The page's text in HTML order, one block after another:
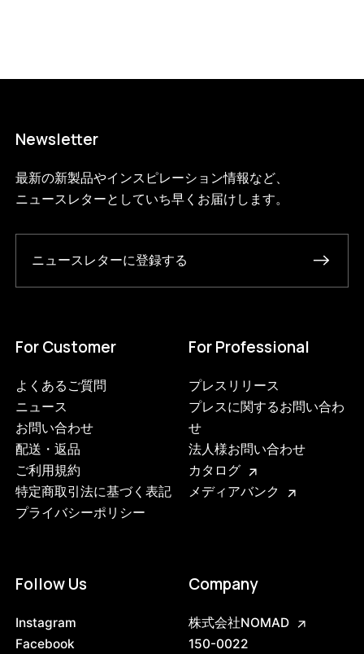
3749626708200
ブラック/ステンレススチール NEW
/products/shelving-system-s-200-3-d?
variant=47408851714280
724900000
Newsletter
最新の新製品やインスピレーション情報など、
ニュースレターとしていち早くお届けします。
ニュースレターに登録する
For Customer
よくあるご質問
ニュース
お問い合わせ
配送・返品
ご利用規約
特定商取引法に基づく表記
プライバシーポリシー
For Professional
プレスリリース
プレスに関するお問い合わ
せ
法人様お問い合わせ
カタログ
メディアバンク
Follow Us
Instagram
Facebook
Company
株式会社NOMAD
150-0022